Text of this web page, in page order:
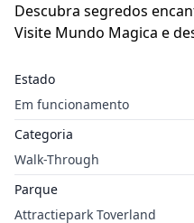
Descubra segredos
Visite Mundo Magica e
Estado
Em funcionamento
Categoria
Walk-Through
Parque
Attractiepark Toverland